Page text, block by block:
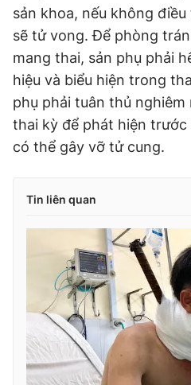
sản khoa, nếu không
sẽ tử vong. Để phòng
mang thai, sản phụ phải
hiệu và biểu hiện trong
phụ phải tuân thủ
thai kỳ để phát hiện
có thể gây vỡ tử cung.
Tin liên quan